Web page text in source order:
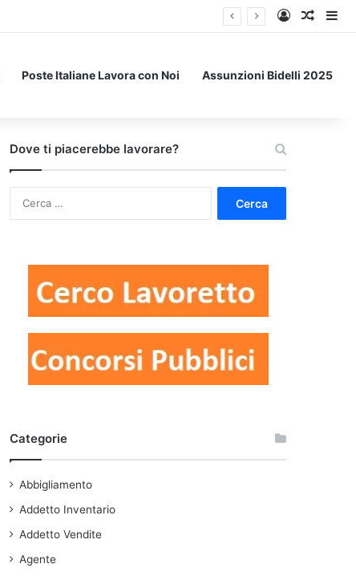
Accedi
Un
Poste Italiane Lavora con Noi Assunzioni Bidelli 2025
Dove ti piacerebbe lavorare?
Categorie
Abbigliamento
Addetto Inventario
Addetto Vendite
Agente